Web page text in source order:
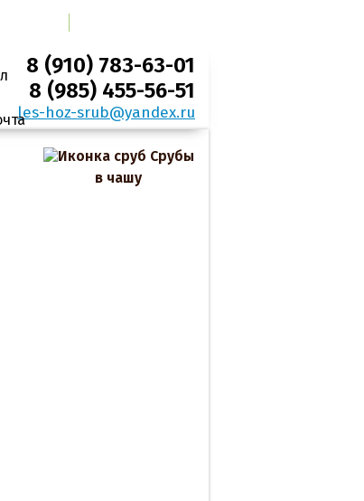
8 (910) 783-63-01
8 (985) 455-56-51
les-hoz-srub@yandex.ru
Срубы
в чашу